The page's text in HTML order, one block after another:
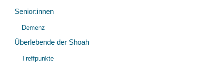
Senior:innen
Demenz
Überlebende der Shoah
Treffpunkte